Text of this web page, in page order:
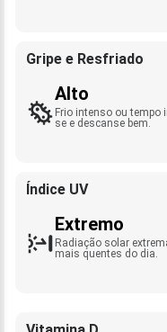
Gripe e Resfriado
Alto
Frio intenso ou tempo
se e descanse bem.
Índice UV
Extremo
Radiação solar
mais quentes do dia.